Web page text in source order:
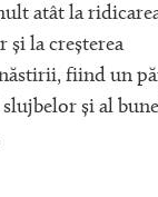
atât la
și la creșterea
fiind un
și al